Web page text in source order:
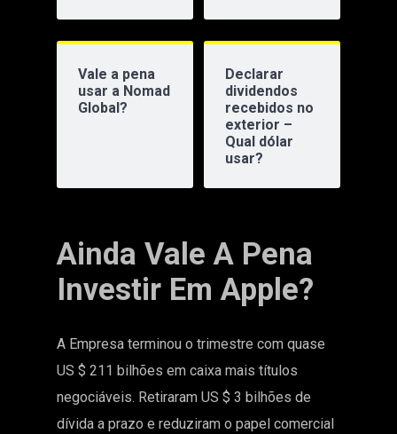
Vale a pena
usar a Nomad
Global?
Declarar
dividendos
recebidos no
exterior –
Qual dólar
usar?
Ainda Vale A Pena
Investir Em Apple?
A Empresa terminou o trimestre com quase
US $ 211 bilhões em caixa mais títulos
negociáveis. Retiraram US $ 3 bilhões de
dívida a prazo e reduziram o papel comercial